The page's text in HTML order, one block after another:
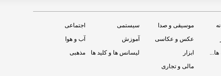
Applanet
Android Persian Forum RSS
موسیقی و صدا سیستمی
اجتماعی
عکس و عکاسی آموزش
آب و هوا
ها...
ابزار لیسانس ها و کلید ها
مذهبی
مالی و تجاری